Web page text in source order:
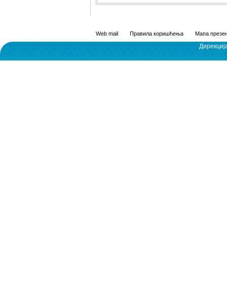
Web mail Правила коришћења Мапа